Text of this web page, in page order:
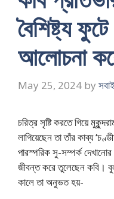
বৈশিষ্ট্য
আলোচনা
May 25, 2024 by
চরিত্র সৃষ্টি করতে গিয়ে
লাগিয়েছেন তা তাঁর কাব্য
পারস্পরিক সু-সম্পর্ক দেখানোর
জীবন্ত করে তুলেছেন কবি।
কালে তা অনুভত হয়-